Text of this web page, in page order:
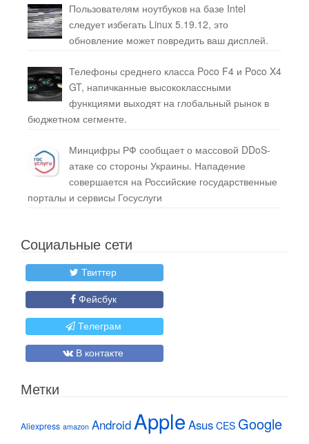
Пользователям ноутбуков на базе Intel
следует избегать Linux 5.19.12, это
обновление может повредить ваш дисплей.
Телефоны среднего класса Poco F4 и Poco X4
GT, напичканные высококлассными
функциями выходят на глобальный рынок в
бюджетном сегменте.
Минцифры РФ сообщает о массовой DDoS-
атаке со стороны Украины. Нападение
совершается на Российские государственные
порталы и сервисы Госуслуги
Социальные сети
Твиттер
Фейсбук
Телеграм
В контакте
Метки
Aliexpress amazon Android Apple Asus CES Google